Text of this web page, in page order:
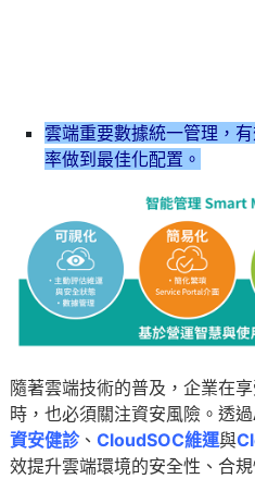
雲端重要數據統一管理，
率做到最佳化配置。
隨著雲端技術的普及，企業在
時，也必須關注資安風險。透過
資安健診、 CloudSOC維運與
效提升雲端環境的安全性、合